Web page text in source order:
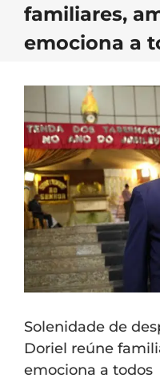
familiares,
emociona a
Solenidade de
Doriel reúne
emociona a todos